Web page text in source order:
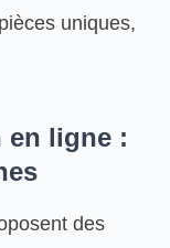
uniques,
en ligne :
des